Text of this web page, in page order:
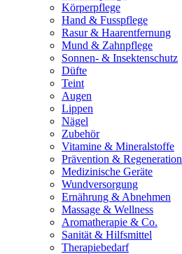
Körperpflege
Hand & Fusspflege
Rasur & Haarentfernung
Mund & Zahnpflege
Sonnen- & Insektenschutz
Düfte
Teint
Augen
Lippen
Nägel
Zubehör
Vitamine & Mineralstoffe
Prävention & Regeneration
Medizinische Geräte
Wundversorgung
Ernährung & Abnehmen
Massage & Wellness
Aromatherapie & Co.
Sanität & Hilfsmittel
Therapiebedarf